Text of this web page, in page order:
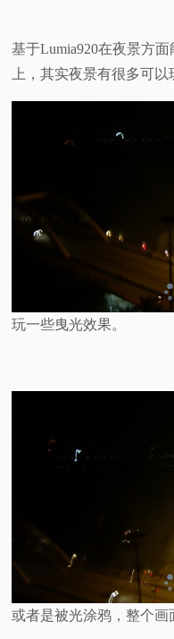
基于Lumia920在夜景方
上，其实夜景有很多可以
玩一些曳光效果。
或者是被光涂鸦，整个画